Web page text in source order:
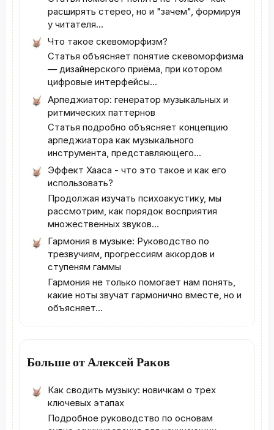
расширять стерео, но и "зачем", формируя
у читателя...
Что такое скевоморфизм?
Статья объясняет понятие скевоморфизма
— дизайнерского приёма, при котором
цифровые интерфейсы...
Арпеджиатор: генератор музыкальных и
ритмических паттернов
Статья подробно объясняет концепцию
арпеджиатора как музыкального
инструмента, представляющего...
Эффект Хааса - что это такое и как его
использовать?
Продолжая изучать психоакустику, мы
рассмотрим, как порядок восприятия
множественных звуков...
Гармония в музыке: Руководство по
трезвучиям, прогрессиям аккордов и
ступеням гаммы
Гармония не только помогает нам понять,
какие ноты звучат гармонично вместе, но и
объясняет...
Больше от Алексей Раков
Как сводить музыку: новичкам о трех
ключевых этапах
Подробное руководство по основам